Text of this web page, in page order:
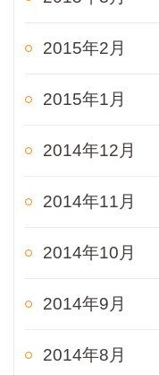
2015年2月
2015年1月
2014年12月
2014年11月
2014年10月
2014年9月
2014年8月